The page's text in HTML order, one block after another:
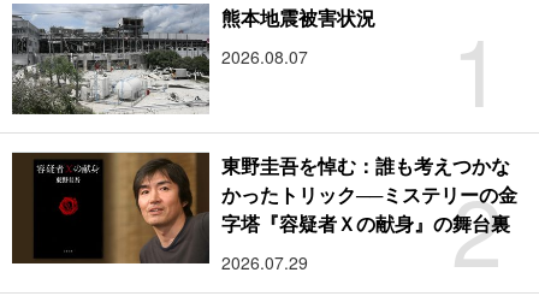
1
熊本地震被害状況
2026.08.07
2
東野圭吾を悼む：誰も考えつかな
かったトリック──ミステリーの金
字塔『容疑者Ｘの献身』の舞台裏
2026.07.29